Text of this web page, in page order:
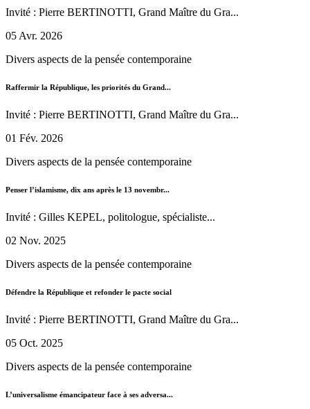
Invité : Pierre BERTINOTTI, Grand Maître du Gra...
05 Avr. 2026
Divers aspects de la pensée contemporaine
Raffermir la République, les priorités du Grand...
Invité : Pierre BERTINOTTI, Grand Maître du Gra...
01 Fév. 2026
Divers aspects de la pensée contemporaine
Penser l’islamisme, dix ans après le 13 novembr...
Invité : Gilles KEPEL, politologue, spécialiste...
02 Nov. 2025
Divers aspects de la pensée contemporaine
Défendre la République et refonder le pacte social
Invité : Pierre BERTINOTTI, Grand Maître du Gra...
05 Oct. 2025
Divers aspects de la pensée contemporaine
L’universalisme émancipateur face à ses adversa...